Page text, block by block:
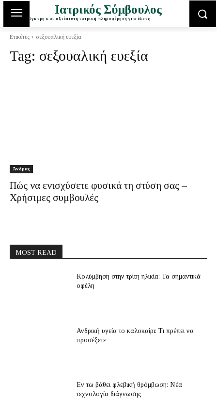
Ιατρικός Σύμβουλος
Έγκυρη και αξιόπιστη ιατρική πληροφόρηση για όλους
Ετικέτες σεξουαλική ευεξία
Tag: σεξουαλική ευεξία
Άνδρας
Πώς να ενισχύσετε φυσικά τη στύση σας –
Χρήσιμες συμβουλές
MOST READ
Κολύμβηση στην τρίτη ηλικία: Τα σημαντικά
οφέλη
Ανδρική υγεία το καλοκαίρι: Τι πρέπει να
προσέξετε
Εν τω βάθει φλεβική θρόμβωση: Νέα
τεχνολογία διάγνωσης